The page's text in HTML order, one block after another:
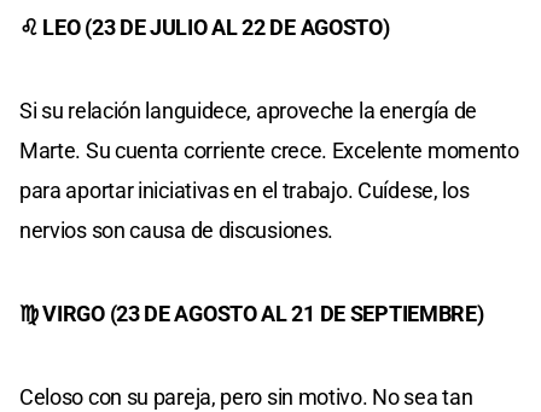
♌ LEO (23 DE JULIO AL 22 DE AGOSTO)
Si su relación languidece, aproveche la energía de
Marte. Su cuenta corriente crece. Excelente momento
para aportar iniciativas en el trabajo. Cuídese, los
nervios son causa de discusiones.
♍ VIRGO (23 DE AGOSTO AL 21 DE SEPTIEMBRE)
Celoso con su pareja, pero sin motivo. No sea tan